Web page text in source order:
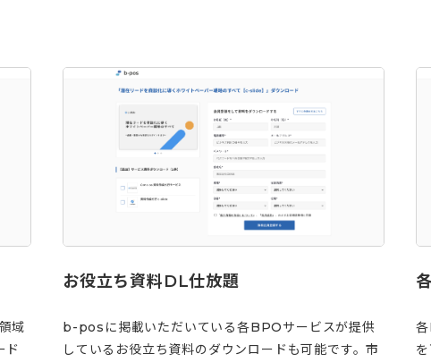
域
ド
お役立ち資料DL仕放題
b-posに掲載いただいている各BPOサービスが提供
しているお役立ち資料のダウンロードも可能です。市